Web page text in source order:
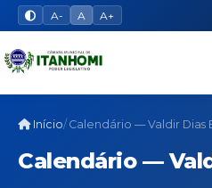
A- A A+
Início Calendário — Valdir Dias
Calendário —